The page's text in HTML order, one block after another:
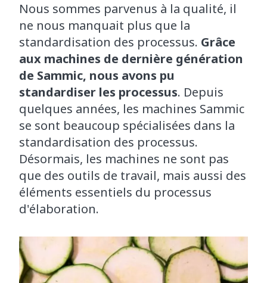
Nous sommes parvenus à la qualité, il
ne nous manquait plus que la
standardisation des processus. Grâce
aux machines de dernière génération
de Sammic, nous avons pu
standardiser les processus. Depuis
quelques années, les machines Sammic
se sont beaucoup spécialisées dans la
standardisation des processus.
Désormais, les machines ne sont pas
que des outils de travail, mais aussi des
éléments essentiels du processus
d'élaboration.